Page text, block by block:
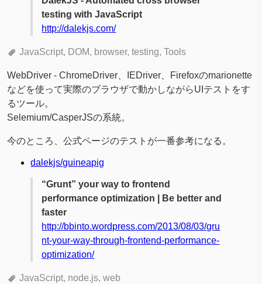
testing with JavaScript
http://dalekjs.com/
JavaScript DOM browser testing Tools
WebDriver - ChromeDriver、IEDriver、Firefoxのmarionette
などを使って実際のブラウザで動かしながらUIテストをす
るツール。
Selemium/CasperJSの系統。
今のところ、公式ページのテストが一番参考になる。
dalekjs/guineapig
“Grunt” your way to frontend
performance optimization | Be better and
faster
http://bbinto.wordpress.com/2013/08/03/gru
nt-your-way-through-frontend-performance-
optimization/
JavaScript node.js web